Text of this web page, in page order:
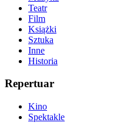
Teatr
Film
Książki
Sztuka
Inne
Historia
Repertuar
Kino
Spektakle